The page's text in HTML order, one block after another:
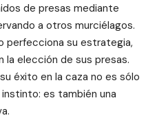
de presas mediante
a otros murciélagos.
perfecciona su estrategia,
elección de sus presas.
éxito en la caza no es sólo
es también una